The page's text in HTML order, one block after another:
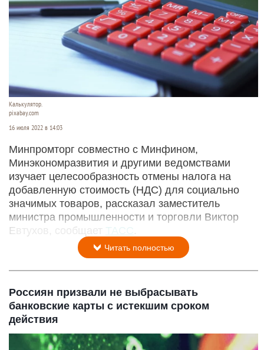
Калькулятор.
pixabay.com
16 июля 2022 в 14:03
Минпромторг совместно с Минфином,
Минэкономразвития и другими ведомствами
изучает целесообразность отмены налога на
добавленную стоимость (НДС) для социально
значимых товаров, рассказал заместитель
министра промышленности и торговли Виктор
Евтухов, сообщает ТАСС
Читать полностью
Россиян призвали не выбрасывать
банковские карты с истекшим сроком
действия